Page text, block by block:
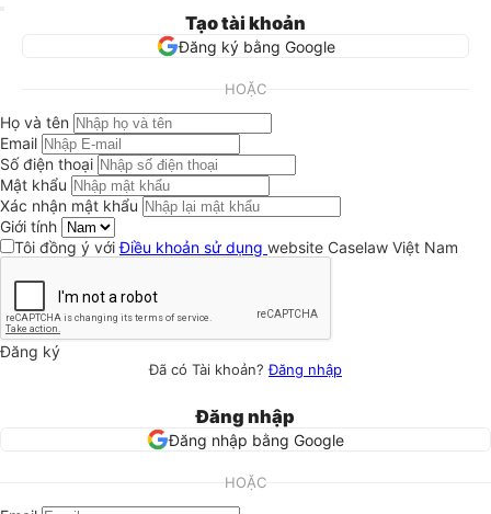
Tạo tài khoản
Đăng ký bằng Google
HOẶC
Họ và tên
Email
Số điện thoại
Mật khẩu
Xác nhận mật khẩu
Giới tính
Tôi đồng ý vớiĐiều khoản sử dụng website Caselaw Việt Nam
Đăng ký
Đã có Tài khoản?Đăng nhập
Đăng nhập
Đăng nhập bằng Google
HOẶC